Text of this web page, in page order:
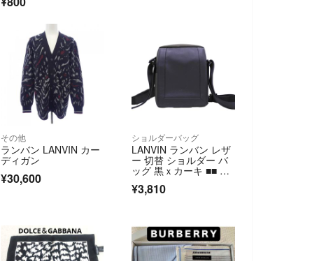
その他
ランバン LANVIN カー
ディガン
¥30,600
ショルダーバッグ
LANVIN ランバン レザ
ー 切替 ショルダー バ
ッグ 黒ｘカーキ ■■ メ
¥3,810